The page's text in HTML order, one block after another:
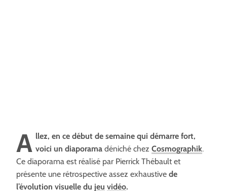
A llez, en ce début de semaine qui démarre fort,
voici un diaporama déniché chezCosmographik.
Ce diaporama est réalisé par Pierrick Thébault et
présente une rétrospective assez exhaustive de
l’évolution visuelle du jeu vidéo.